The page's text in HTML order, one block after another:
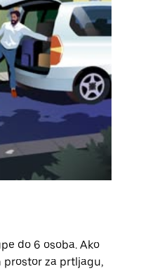
do 6 osoba. Ako
prostor za prtljagu,